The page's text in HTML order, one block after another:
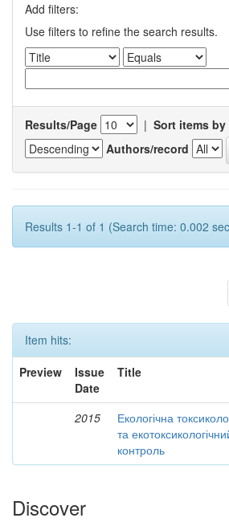
Add filters:
Use filters to refine the search results.
Results/Page | Sort items by
Authors/record
Results 1-1 of 1 (Search time: 0.002
Item hits:
Preview
Issue
Date
Title
2015
Екологічна
та
контроль
Discover